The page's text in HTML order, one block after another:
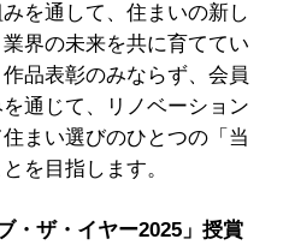
を通して、住まいの新し
界の未来を共に育ててい
品表彰のみならず、会員
通じて、リノベーション
まい選びのひとつの「当
を目指します。
・ザ・イヤー2025」授賞